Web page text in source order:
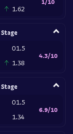
1.62
O1.5
1.38
4.3/10
O1.5
1.34
6.9/10